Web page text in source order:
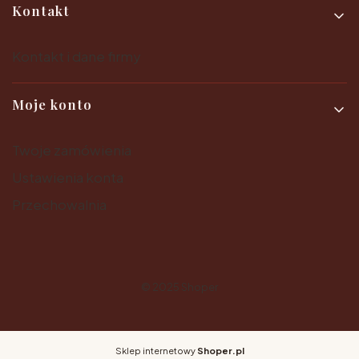
Kontakt
Moje konto
Sklep internetowy Shoper.pl